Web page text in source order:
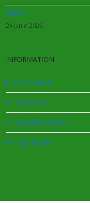
FASE II
24 Junio 2026
INFORMATION
JoomShaper
Themeum
ShapeBootstrap
Page Builder